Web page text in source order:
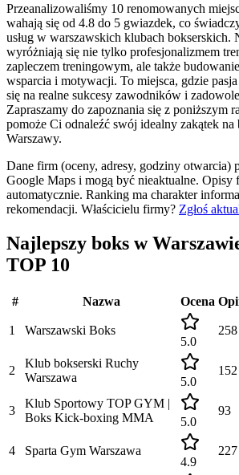
Przeanalizowaliśmy 10 renomowanych
wahają się od 4.8 do 5 gwiazdek, co
usług w warszawskich klubach bokserskich.
wyróżniają się nie tylko profesjonalizmem
zapleczem treningowym, ale także
wsparcia i motywacji. To miejsca, gdzie pasja
się na realne sukcesy zawodników i
Zapraszamy do zapoznania się z poniższym
pomoże Ci odnaleźć swój idealny zakątek na
Warszawy.
Dane firm (oceny, adresy, godziny otwarcia)
Google Maps i mogą być nieaktualne. Opisy
automatycznie. Ranking ma charakter
rekomendacji. Właścicielu firmy? Zgłoś
Najlepszy boks w
TOP 10
# Nazwa Ocena
1
Warszawski Boks
5.0
258
2
Klub bokserski Ruchy
Warszawa
5.0
152
3
Klub Sportowy TOP GYM |
Boks Kick-boxing MMA
5.0
93
4
Sparta Gym Warszawa
4.9
227